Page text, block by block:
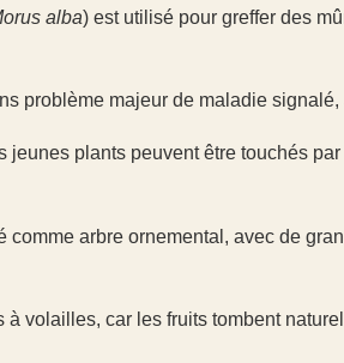
alba) est utilisé pour greffer des
problème majeur de maladie
jeunes plants peuvent être touchés
comme arbre ornemental, avec de
à volailles, car les fruits tombent